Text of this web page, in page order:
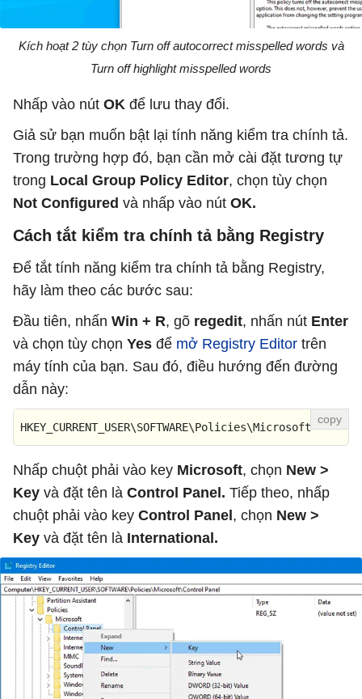
Kích hoạt 2 tùy chọn Turn off autocorrect misspelled words và
Turn off highlight misspelled words
Nhấp vào nút OK để lưu thay đổi.
Giả sử bạn muốn bật lại tính năng kiểm tra chính tả.
Trong trường hợp đó, bạn cần mở cài đặt tương tự
trong Local Group Policy Editor, chọn tùy chọn
Not Configured và nhấp vào nút OK.
Cách tắt kiểm tra chính tả bằng Registry
Để tắt tính năng kiểm tra chính tả bằng Registry,
hãy làm theo các bước sau:
Đầu tiên, nhấn Win + R, gõ regedit, nhấn nút Enter
và chọn tùy chọn Yes để mở Registry Editor trên
máy tính của bạn. Sau đó, điều hướng đến đường
dẫn này:
HKEY_CURRENT_USER\SOFTWARE\Policies\Microsoft
Nhấp chuột phải vào key Microsoft, chọn New >
Key và đặt tên là Control Panel. Tiếp theo, nhấp
chuột phải vào key Control Panel, chọn New >
Key và đặt tên là International.